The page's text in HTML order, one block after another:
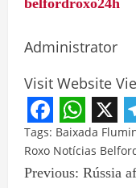
Administrator
Visit Website
X
Tags: Baixada
Roxo Notícias
Previous: Rússia